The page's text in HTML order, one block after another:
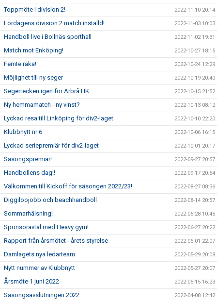
Toppmöte i division 2! 2022-11-10 20:14
Lördagens division 2 match inställd! 2022-11-03 10:03
Handboll live i Bollnäs sporthall 2022-11-02 19:31
Match mot Enköping! 2022-10-27 18:15
Femte raka! 2022-10-24 12:29
Möjlighet till ny seger 2022-10-19 20:40
Segertecken igen för Arbrå HK 2022-10-15 21:52
Ny hemmamatch - ny vinst? 2022-10-13 08:12
Lyckad resa till Linköping för div2-laget 2022-10-10 22:20
Klubbnytt nr 6 2022-10-06 16:15
Lyckad seriepremiär för div2-laget 2022-10-01 20:17
Säsongspremiär! 2022-09-27 20:57
Handbollens dag!! 2022-09-17 20:54
Välkommen till Kickoff för säsongen 2022/23! 2022-08-27 08:36
Diggiloojobb och beachhandboll 2022-08-14 20:57
Sommarhälsning! 2022-06-28 10:45
Sponsoravtal med Heavy gym! 2022-06-27 20:22
Rapport från årsmötet - årets styrelse 2022-06-01 22:07
Damlagets nya ledarteam 2022-05-29 20:08
Nytt nummer av Klubbnytt 2022-05-27 20:07
Årsmöte 1 juni 2022 2022-05-15 16:23
Säsongsavslutningen 2022 2022-04-08 12:42